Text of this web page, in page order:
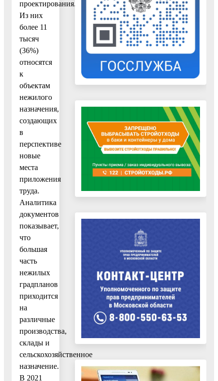
проектирования.
Из них
более 11
тысяч
(36%)
относятся
к
объектам
нежилого
назначения,
создающих
в
перспективе
новые
места
приложения
труда.
Аналитика
документов
показывает,
что
большая
часть
нежилых
градпланов
приходится
на
различные
производства,
склады и
сельскохозяйственное
назначение.
В 2021